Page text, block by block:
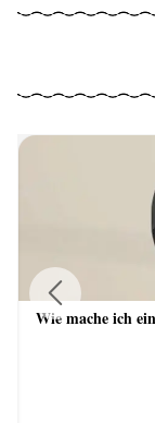
Wie mache ich
Previous